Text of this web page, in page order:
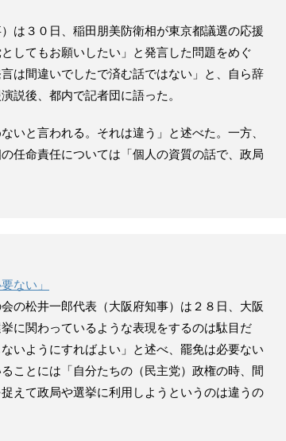
は３０日、稲田朋美防衛相が東京都議選の応援
してもお願いしたい」と発言した問題をめぐ
は間違いでしたで済む話ではない」と、自ら辞
説後、都内で記者団に語った。
と言われる。それは違う」と述べた。一方、
任命責任については「個人の資質の話で、政局
ない」
の松井一郎代表（大阪府知事）は２８日、大阪
に関わっているような表現をするのは駄目だ
いようにすればよい」と述べ、罷免は必要ない
ことには「自分たちの（民主党）政権の時、間
えて政局や選挙に利用しようというのは違うの